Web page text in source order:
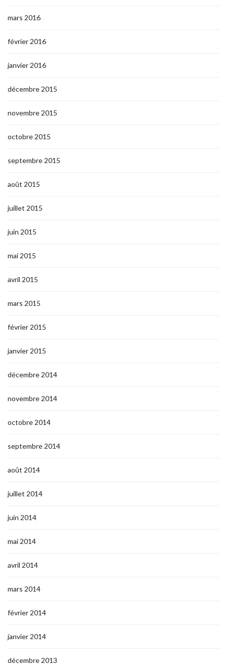
mars 2016
février 2016
janvier 2016
décembre 2015
novembre 2015
octobre 2015
septembre 2015
août 2015
juillet 2015
juin 2015
mai 2015
avril 2015
mars 2015
février 2015
janvier 2015
décembre 2014
novembre 2014
octobre 2014
septembre 2014
août 2014
juillet 2014
juin 2014
mai 2014
avril 2014
mars 2014
février 2014
janvier 2014
décembre 2013